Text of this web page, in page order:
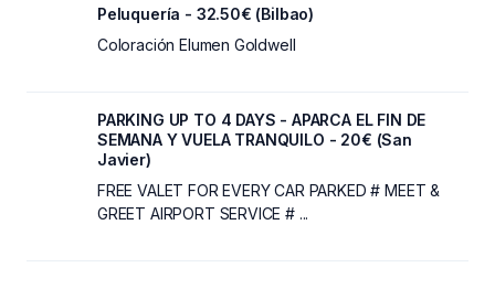
Peluquería - 32.50€ (Bilbao)
Coloración Elumen Goldwell
PARKING UP TO 4 DAYS - APARCA EL FIN DE
SEMANA Y VUELA TRANQUILO - 20€ (San
Javier)
FREE VALET FOR EVERY CAR PARKED # MEET &
GREET AIRPORT SERVICE # ...